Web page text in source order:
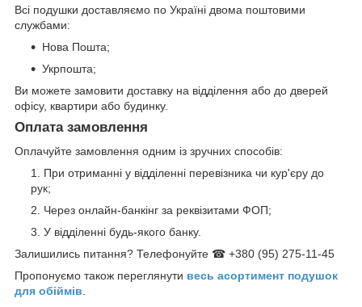
Всі подушки доставляємо по Україні двома поштовими
службами:
Нова Пошта;
Укрпошта;
Ви можете замовити доставку на відділення або до дверей
офісу, квартири або будинку.
Оплата замовлення
Оплачуйте замовлення одним із зручних способів:
При отриманні у відділенні перевізника чи кур'єру до
рук;
Через онлайн-банкінг за реквізитами ФОП;
У відділенні будь-якого банку.
Залишились питання? Телефонуйте ☎ +380 (95) 275-11-45
Пропонуємо також переглянути весь асортимент подушок
для обіймів.